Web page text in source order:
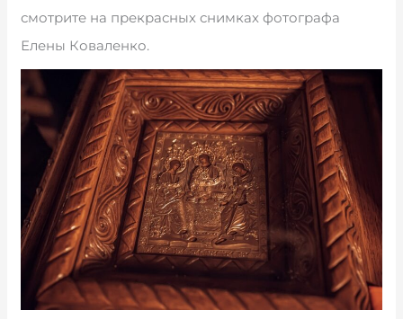
смотрите на прекрасных снимках фотографа
Елены Коваленко.